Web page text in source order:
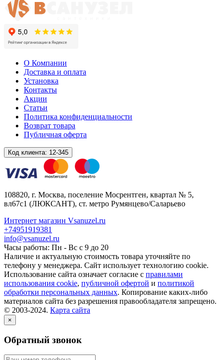
О Компании
Доставка и оплата
Установка
Контакты
Акции
Статьи
Политика конфиденциальности
Возврат товара
Публичная оферта
Код клиента: 12-345
108820, г. Москва, поселение Мосрентген, квартал № 5,
вл67с1 (ЛЮКСАНТ), ст. метро Румянцево/Саларьево
Интернет магазин Vsanuzel.ru
+74951919381
info@vsanuzel.ru
Часы работы: Пн - Вс с 9 до 20
Наличие и актуальную стоимость товара уточняйте по
телефону у менеджера. Сайт использует технологию cookie.
Использование сайта означает согласие с правилами
использования cookie, публичной офертой и политикой
обработки персональных данных. Копирование каких-либо
материалов сайта без разрешения правообладателя запрещено.
© 2003-2024. Карта сайта
×
Обратный звонок